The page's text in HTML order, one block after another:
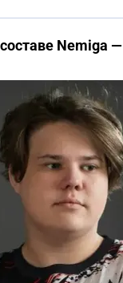
Nemiga